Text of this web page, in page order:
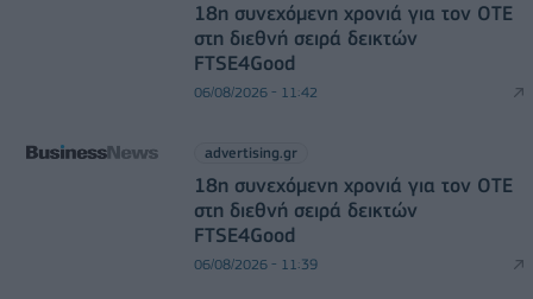
18η συνεχόμενη χρονιά για τον ΟΤΕ
στη διεθνή σειρά δεικτών
FTSE4Good
06/08/2026 - 11:42
advertising.gr
18η συνεχόμενη χρονιά για τον ΟΤΕ
στη διεθνή σειρά δεικτών
FTSE4Good
06/08/2026 - 11:39